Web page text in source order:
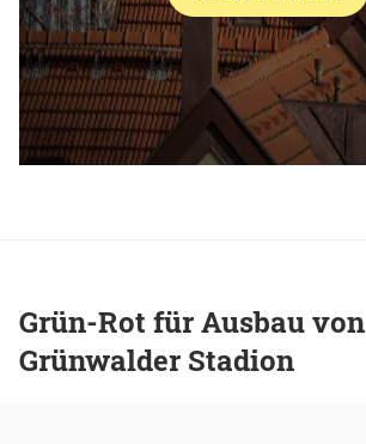
Grün-Rot für Ausbau von
Grünwalder Stadion